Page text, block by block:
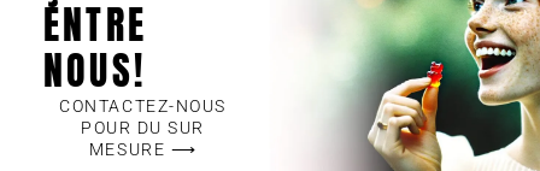
ENTRE
NOUS!
CONTACTEZ-NOUS
POUR DU SUR
MESURE ⟶